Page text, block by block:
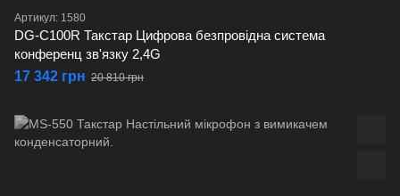
Артикул: 1580
DG-C100R Такстар Цифрова безпровідна система
конференц зв'язку 2,4G
17 342 грн 20 810 грн